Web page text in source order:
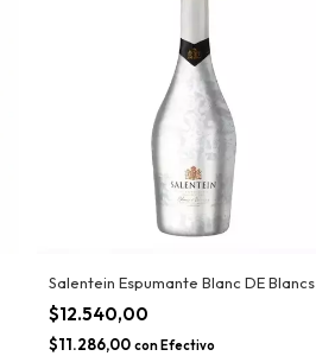
Salentein Espumante Blanc DE Blancs
$12.540,00
$11.286,00con Efectivo